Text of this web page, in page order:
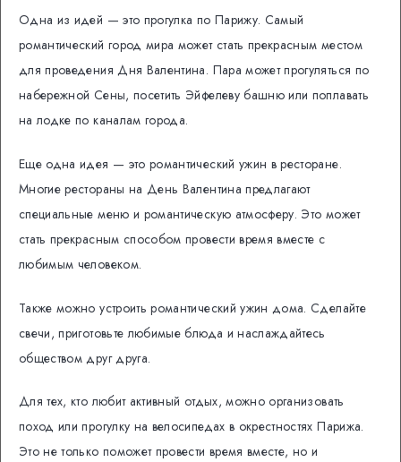
Одна из идей — это прогулка по Парижу. Самый
романтический город мира может стать прекрасным местом
для проведения Дня Валентина. Пара может прогуляться по
набережной Сены, посетить Эйфелеву башню или поплавать
на лодке по каналам города.
Еще одна идея — это романтический ужин в ресторане.
Многие рестораны на День Валентина предлагают
специальные меню и романтическую атмосферу. Это может
стать прекрасным способом провести время вместе с
любимым человеком.
Также можно устроить романтический ужин дома. Сделайте
свечи, приготовьте любимые блюда и наслаждайтесь
обществом друг друга.
Для тех, кто любит активный отдых, можно организовать
поход или прогулку на велосипедах в окрестностях Парижа.
Это не только поможет провести время вместе, но и